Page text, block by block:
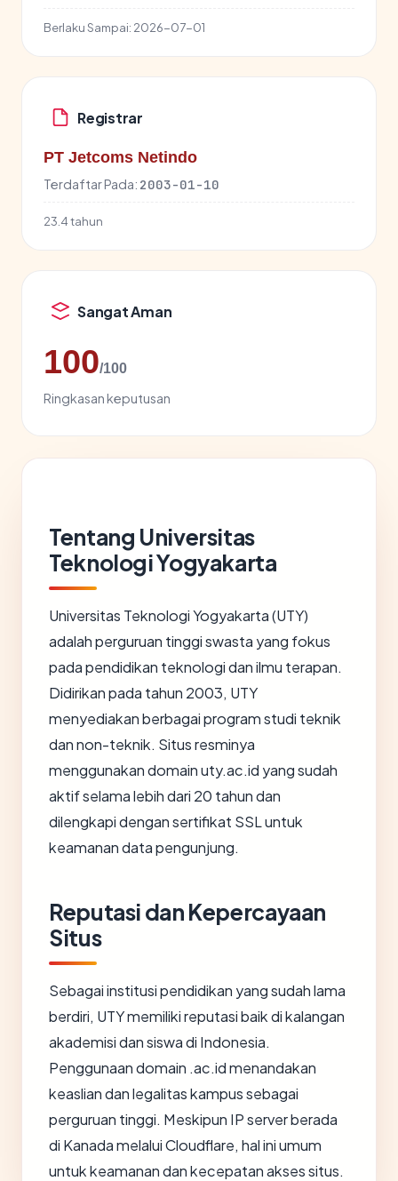
Berlaku Sampai: 2026-07-01
Registrar
PT Jetcoms Netindo
Terdaftar Pada: 2003-01-10
23.4 tahun
Sangat Aman
100/100
Ringkasan keputusan
Tentang Universitas
Teknologi Yogyakarta
Universitas Teknologi Yogyakarta (UTY)
adalah perguruan tinggi swasta yang fokus
pada pendidikan teknologi dan ilmu terapan.
Didirikan pada tahun 2003, UTY
menyediakan berbagai program studi teknik
dan non-teknik. Situs resminya
menggunakan domain uty.ac.id yang sudah
aktif selama lebih dari 20 tahun dan
dilengkapi dengan sertifikat SSL untuk
keamanan data pengunjung.
Reputasi dan Kepercayaan
Situs
Sebagai institusi pendidikan yang sudah lama
berdiri, UTY memiliki reputasi baik di kalangan
akademisi dan siswa di Indonesia.
Penggunaan domain .ac.id menandakan
keaslian dan legalitas kampus sebagai
perguruan tinggi. Meskipun IP server berada
di Kanada melalui Cloudflare, hal ini umum
untuk keamanan dan kecepatan akses situs.